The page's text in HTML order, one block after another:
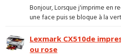
Bonjour, Lorsque j'imprime en
une face puis se bloque à la
Lexmark CX510de
ou rose